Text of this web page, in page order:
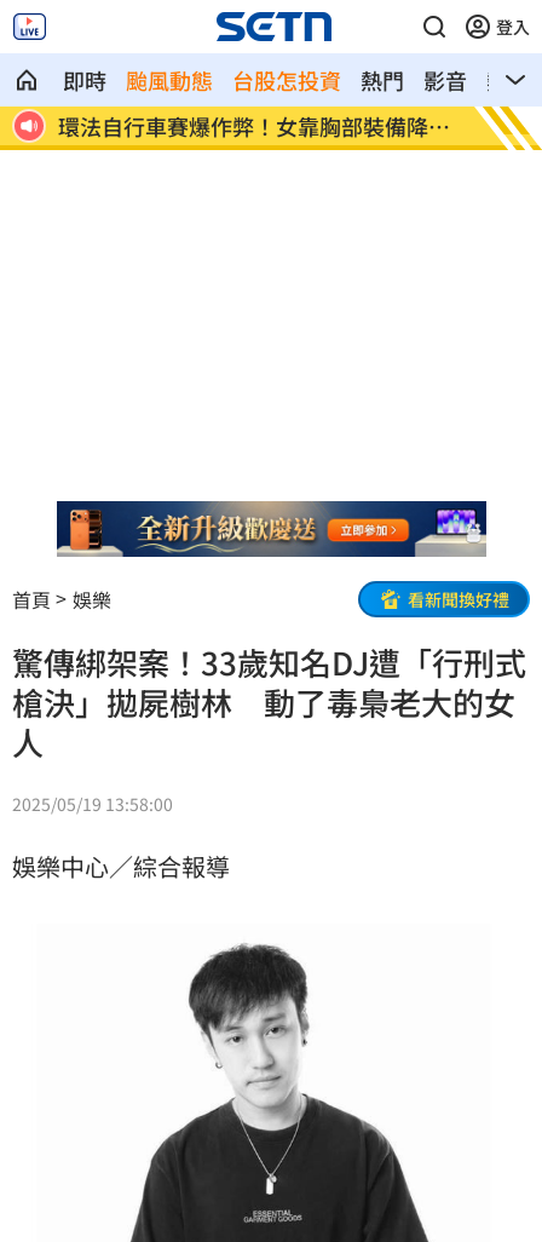
登入
即時 颱風動態 台股怎投資 熱門 影音
熱搜
自行車賽爆作弊！女靠胸部裝備降風
學霸牙醫槓離
首頁 娛樂 看新聞換好禮
驚傳綁架案！33歲知名DJ遭「行刑式
槍決」拋屍樹林 動了毒梟老大的女
人
2025/05/19 13:58:00
娛樂中心／綜合報導